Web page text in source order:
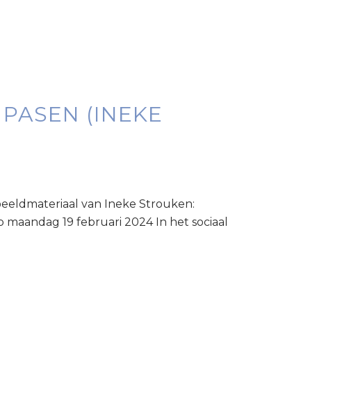
(INEKE
van Ineke Strouken:
19 februari 2024 In het sociaal